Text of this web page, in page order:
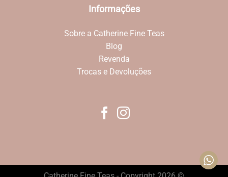
Informações
Sobre a Catherine Fine Teas
Blog
Revenda
Trocas e Devoluções